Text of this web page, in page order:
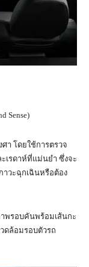
Sense)
า โดยใช้การตรวจ
เรดาห์ที่แม่นยำ ซึ่งจะ
วะฉุกเฉินหรือต้อง
าพรอบคันพร้อมเส้นกะ
ดล้อมรอบตัวรถ